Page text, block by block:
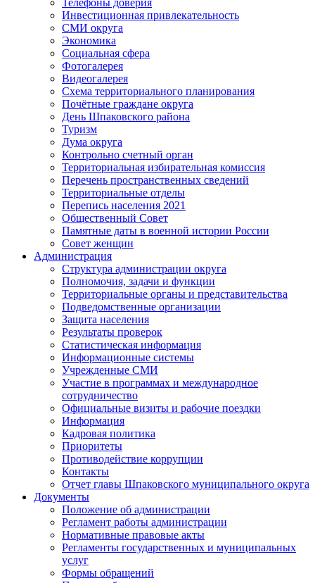
Телефоны доверия
Инвестиционная привлекательность
СМИ округа
Экономика
Социальная сфера
Фотогалерея
Видеогалерея
Схема территориального планирования
Почётные граждане округа
День Шпаковского района
Туризм
Дума округа
Контрольно счетный орган
Территориальная избирательная комиссия
Перечень пространственных сведений
Территориальные отделы
Перепись населения 2021
Общественный Совет
Памятные даты в военной истории России
Совет женщин
Администрация
Структура администрации округа
Полномочия, задачи и функции
Территориальные органы и представительства
Подведомственные организации
Защита населения
Результаты проверок
Статистическая информация
Информационные системы
Учрежденные СМИ
Участие в программах и международное
сотрудничество
Официальные визиты и рабочие поездки
Информация
Кадровая политика
Приоритеты
Противодействие коррупции
Контакты
Отчет главы Шпаковского муниципального округа
Документы
Положение об администрации
Регламент работы администрации
Нормативные правовые акты
Регламенты государственных и муниципальных
услуг
Формы обращений